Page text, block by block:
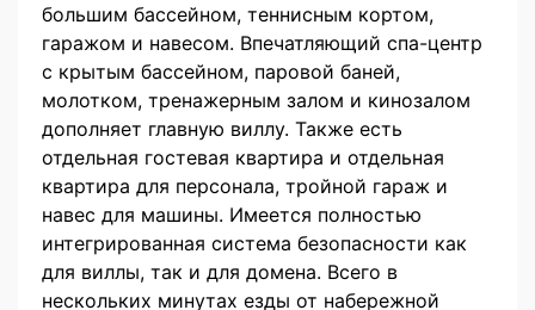
большим бассейном, теннисным кортом,
гаражом и навесом. Впечатляющий спа-центр
с крытым бассейном, паровой баней,
молотком, тренажерным залом и кинозалом
дополняет главную виллу. Также есть
отдельная гостевая квартира и отдельная
квартира для персонала, тройной гараж и
навес для машины. Имеется полностью
интегрированная система безопасности как
для виллы, так и для домена. Всего в
нескольких минутах езды от набережной